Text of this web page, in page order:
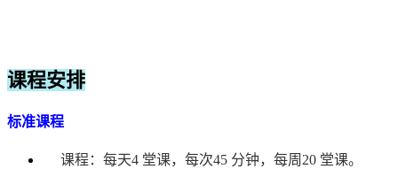
课程安排
标准课程
课程：每天4 堂课，每次45 分钟，每周20 堂课。